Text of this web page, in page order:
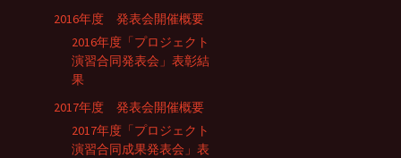
2016年度 発表会開催概要
2016年度「プロジェクト
演習合同発表会」表彰結
果
2017年度 発表会開催概要
2017年度「プロジェクト
演習合同成果発表会」表